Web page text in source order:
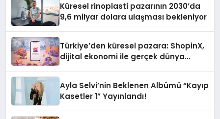
Küresel rinoplasti pazarının 2030’da
9,6 milyar dolara ulaşması bekleniyor
Türkiye’den küresel pazara: ShopinX,
dijital ekonomi ile gerçek dünya
Ayla Selvi’nin Beklenen Albümü “Kayıp
Kasetler 1” Yayınlandı!